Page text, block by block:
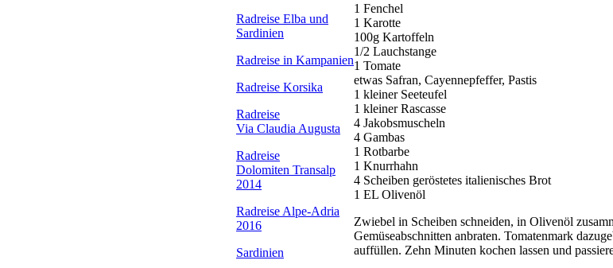
Radreise Elba und
Sardinien
Radreise in Kampanien
Radreise Korsika
Radreise
Via Claudia Augusta
Radreise
Dolomiten Transalp
2014
Radreise Alpe-Adria
2016
Sardinien
1 Fenchel
1 Karotte
100g Kartoffeln
1/2 Lauchstange
1 Tomate
etwas Safran, Cayennepfeffer, Pastis
1 kleiner Seeteufel
1 kleiner Rascasse
4 Jakobsmuscheln
4 Gambas
1 Rotbarbe
1 Knurrhahn
4 Scheiben geröstetes italienisches Brot
1 EL Olivenöl
Zwiebel in Scheiben schneiden, in Olivenöl
Gemüseabschnitten anbraten. Tomatenmark
auffüllen. Zehn Minuten kochen lassen und